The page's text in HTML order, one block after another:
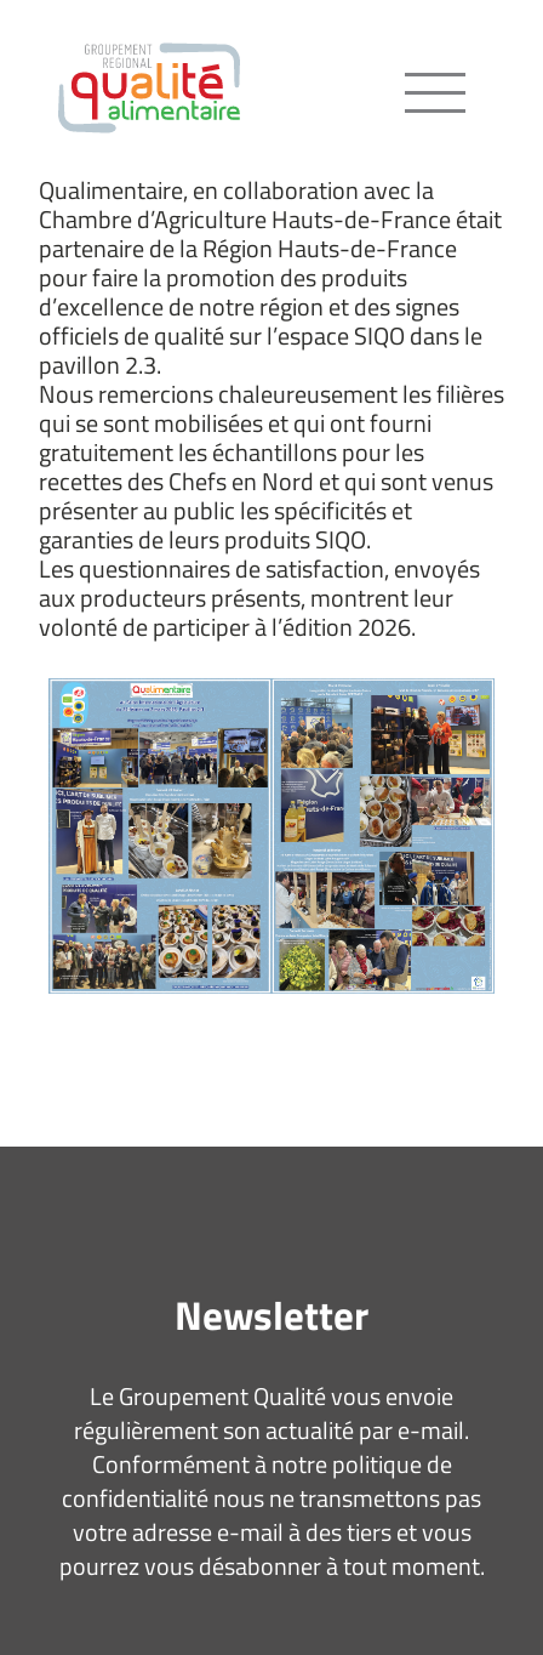
Menu
Qualimentaire, en collaboration avec la
Chambre d’Agriculture Hauts-de-France était
partenaire de la Région Hauts-de-France
pour faire la promotion des produits
d’excellence de notre région et des signes
officiels de qualité sur l’espace SIQO dans le
pavillon 2.3.
Nous remercions chaleureusement les filières
qui se sont mobilisées et qui ont fourni
gratuitement les échantillons pour les
recettes des Chefs en Nord et qui sont venus
présenter au public les spécificités et
garanties de leurs produits SIQO.
Les questionnaires de satisfaction, envoyés
aux producteurs présents, montrent leur
volonté de participer à l’édition 2026.
Newsletter
Le Groupement Qualité vous envoie
régulièrement son actualité par e-mail.
Conformément à notre politique de
confidentialité nous ne transmettons pas
votre adresse e-mail à des tiers et vous
pourrez vous désabonner à tout moment.